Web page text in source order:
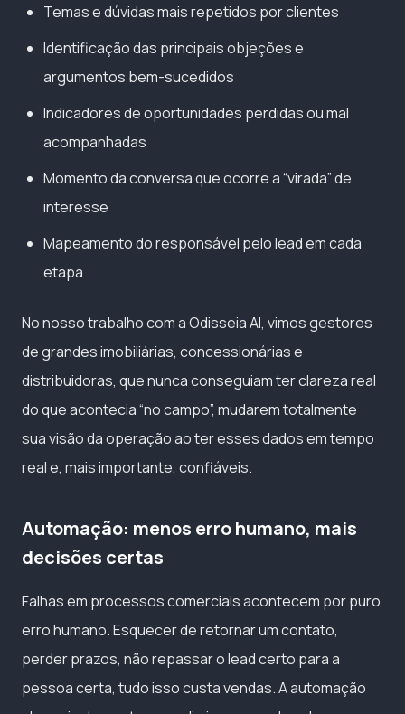
Temas e dúvidas mais repetidos por clientes
Identificação das principais objeções e
argumentos bem-sucedidos
Indicadores de oportunidades perdidas ou mal
acompanhadas
Momento da conversa que ocorre a “virada” de
interesse
Mapeamento do responsável pelo lead em cada
etapa
No nosso trabalho com a Odisseia AI, vimos gestores
de grandes imobiliárias, concessionárias e
distribuidoras, que nunca conseguiam ter clareza real
do que acontecia “no campo”, mudarem totalmente
sua visão da operação ao ter esses dados em tempo
real e, mais importante, confiáveis.
Automação: menos erro humano, mais
decisões certas
Falhas em processos comerciais acontecem por puro
erro humano. Esquecer de retornar um contato,
perder prazos, não repassar o lead certo para a
pessoa certa, tudo isso custa vendas. A automação